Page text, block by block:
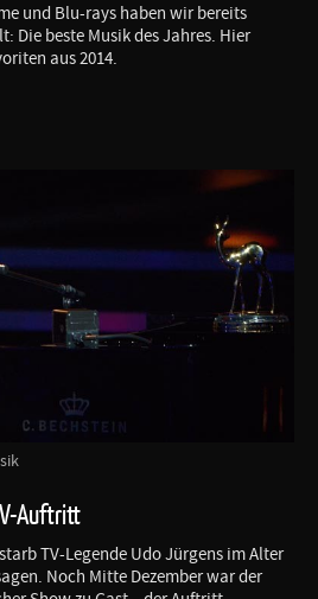
und Blu-rays haben wir bereits
Die beste Musik des Jahres. Hier
aus 2014.
Auftritt
TV-Legende Udo Jürgens im Alter
Noch Mitte Dezember war der